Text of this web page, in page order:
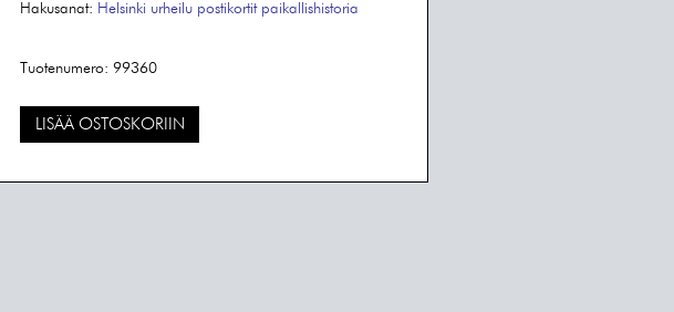
Hakusanat: Helsinki urheilu postikortit paikallishistoria
Tuotenumero: 99360
LISÄÄ OSTOSKORIIN